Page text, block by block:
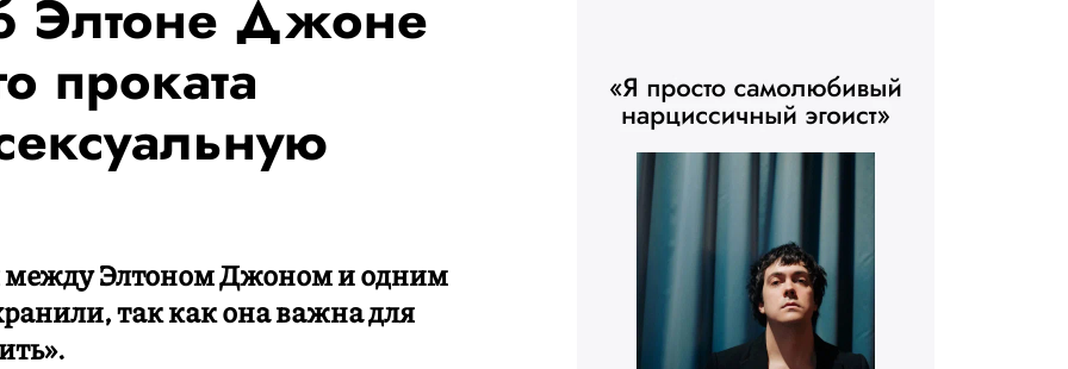
Элтоне Джоне
проката
Элтоном Джоном и одним
так как она важна для